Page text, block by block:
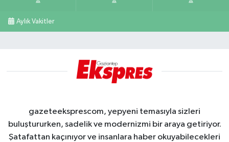
Aylık Vakitler
gazeteeksprescom, yepyeni temasıyla sizleri
buluştururken, sadelik ve modernizmi bir araya getiriyor.
Şatafattan kaçınıyor ve insanlara haber okuyabilecekleri